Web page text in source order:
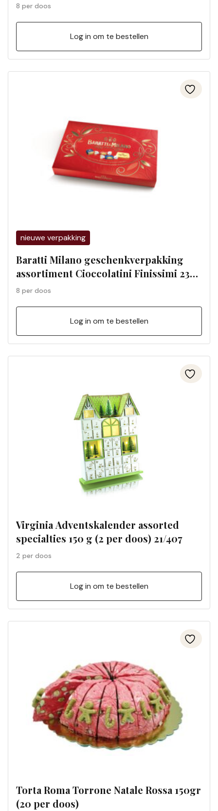
8 per doos
Log in om te bestellen
nieuwe verpakking
Baratti Milano geschenkverpakking
assortiment Cioccolatini Finissimi 230
g (8 per doos) 4440
8 per doos
Log in om te bestellen
Virginia Adventskalender assorted
specialties 150 g (2 per doos) 21/407
2 per doos
Log in om te bestellen
Torta Roma Torrone Natale Rossa 150gr
(20 per doos)